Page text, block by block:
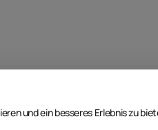
und ein besseres Erlebnis zu